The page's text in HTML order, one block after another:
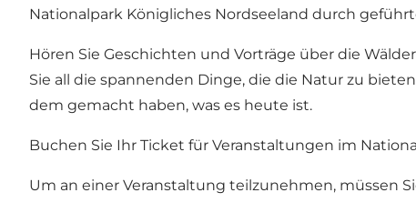
Nationalpark Königliches Nordseeland durch
Hören Sie Geschichten und Vorträge über die
Sie all die spannenden Dinge, die die Natur zu
dem gemacht haben, was es heute ist.
Buchen Sie Ihr Ticket für Veranstaltungen im
Um an einer Veranstaltung teilzunehmen, müssen